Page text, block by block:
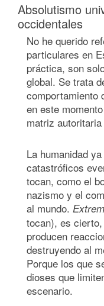
Absolutismo
occidentales
No he querido
particulares en
práctica, son
global. Se trata
comportamiento
en este
matriz
La humanidad
catastróficos
tocan, como el
nazismo y el
al mundo.
tocan), es
producen
destruyendo al
Porque los que
dioses que
escenario.